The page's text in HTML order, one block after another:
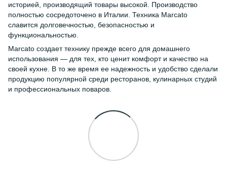
историей, производящий товары высокой. Производство
полностью сосредоточено в Италии. Техника Marcato
славится долговечностью, безопасностью и
функциональностью.
Marcato создает технику прежде всего для домашнего
использования — для тех, кто ценит комфорт и качество на
своей кухне. В то же время ее надежность и удобство сделали
продукцию популярной среди ресторанов, кулинарных студий
и профессиональных поваров.